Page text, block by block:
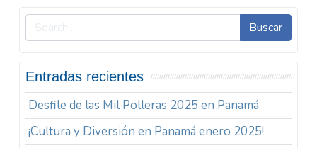
Buscar
Entradas recientes
Desfile de las Mil Polleras 2025 en Panamá
¡Cultura y Diversión en Panamá enero 2025!